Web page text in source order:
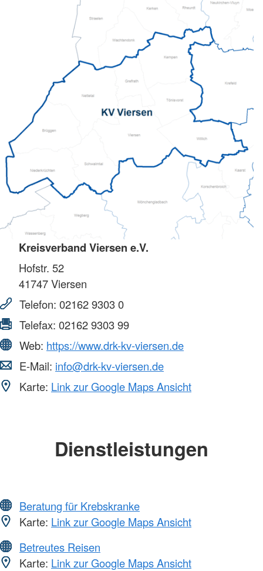
Kreisverband Viersen e.V.
Hofstr. 52
41747Viersen
Telefon: 02162 9303 0
Telefax: 02162 9303 99
Web: https://www.drk-kv-viersen.de
E-Mail: info@drk-kv-viersen.de
Karte: Link zur Google Maps Ansicht
Dienstleistungen
Beratung für Krebskranke
Karte: Link zur Google Maps Ansicht
Betreutes Reisen
Karte: Link zur Google Maps Ansicht